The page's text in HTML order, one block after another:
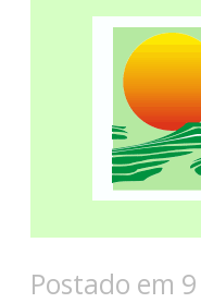
Postado em